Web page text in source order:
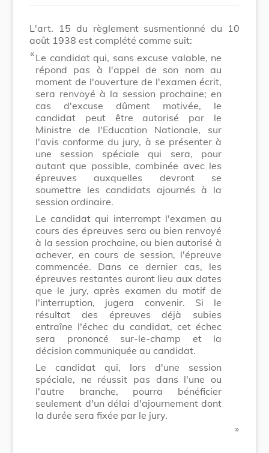
L'art. 15 du règlement susmentionné du 10
août 1938 est complété comme suit:
​ «Le candidat qui, sans excuse valable, ne
répond pas à l'appel de son nom au
moment de l'ouverture de l'examen écrit,
sera renvoyé à la session prochaine; en
cas d'excuse dûment motivée, le
candidat peut être autorisé par le
Ministre de l'Education Nationale, sur
l'avis conforme du jury, à se présenter à
une session spéciale qui sera, pour
autant que possible, combinée avec les
épreuves auxquelles devront se
soumettre les candidats ajournés à la
session ordinaire.
Le candidat qui interrompt l'examen au
cours des épreuves sera ou bien renvoyé
à la session prochaine, ou bien autorisé à
achever, en cours de session, l'épreuve
commencée. Dans ce dernier cas, les
épreuves restantes auront lieu aux dates
que le jury, après examen du motif de
l'interruption, jugera convenir. Si le
résultat des épreuves déjà subies
entraîne l'échec du candidat, cet échec
sera prononcé sur-le-champ et la
décision communiquée au candidat.
Le candidat qui, lors d'une session
spéciale, ne réussit pas dans l'une ou
l'autre branche, pourra bénéficier
seulement d'un délai d'ajournement dont
la durée sera fixée par le jury.
​ »